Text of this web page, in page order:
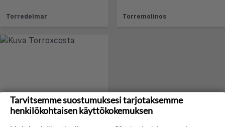
Torredelmar Torremolinos
Tarvitsemme suostumuksesi tarjotaksemme
henkilökohtaisen käyttökokemuksen